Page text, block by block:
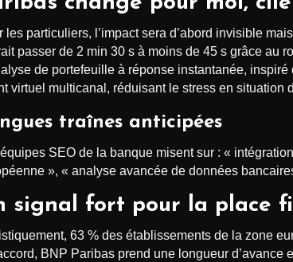
les particuliers, l’impact sera d’abord invisible
passer de 2 min 30 s à moins de 45 s grâce au
de portefeuille à réponse instantanée,
virtuel multicanal, réduisant le stress en situation
traînes anticipées
SEO de la banque misent sur : «
», « analyse avancée de données
signal fort pour la place
63 % des établissements de la zone
BNP Paribas prend une longueur d’avance